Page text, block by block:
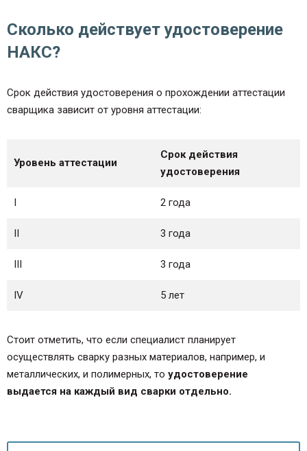
Сколько действует удостоверение
НАКС?
Срок действия удостоверения о прохождении аттестации
сварщика зависит от уровня аттестации:
Уровень аттестации
Срок действия
удостоверения
I 2 года
II 3 года
III 3 года
IV 5 лет
Стоит отметить, что если специалист планирует
осуществлять сварку разных материалов, например, и
металлических, и полимерных, то удостоверение
выдается на каждый вид сварки отдельно.